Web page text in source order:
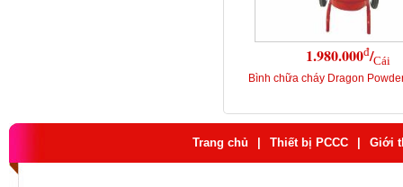
1.980.000đ/Cái
Bình chữa cháy Dragon
Trang chủ Thiết bị PCCC Giới